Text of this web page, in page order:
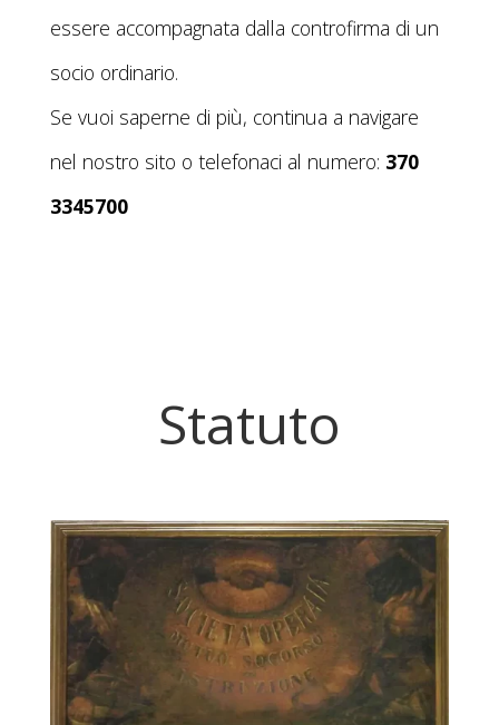
essere accompagnata dalla controfirma di un
socio ordinario.
Se vuoi saperne di più, continua a navigare
nel nostro sito o telefonaci al numero: 370
3345700
Statuto